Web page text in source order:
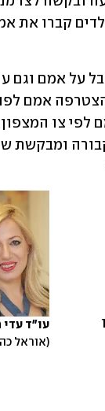
עו"ד עדי
אוראל